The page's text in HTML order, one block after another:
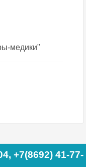
медики"
, +7(8692) 41-77-